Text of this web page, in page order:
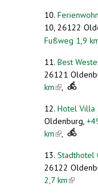
10.
10, 26122
Fußweg 1,9
11. Best
26121
km(link is
,
12. Hotel Villa
Oldenburg,
km(link is
,
13. Stadthotel
26122
2,7 km(link is